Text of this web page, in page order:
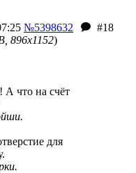
№5398632
#18
896x1152)
А что на счёт
для